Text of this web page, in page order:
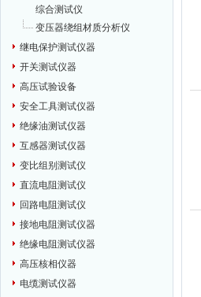
综合测试仪
变压器绕组材质分析仪
继电保护测试仪器
开关测试仪器
高压试验设备
安全工具测试仪器
绝缘油测试仪器
互感器测试仪器
变比组别测试仪
直流电阻测试仪
回路电阻测试仪
接地电阻测试仪器
绝缘电阻测试仪器
高压核相仪器
电缆测试仪器